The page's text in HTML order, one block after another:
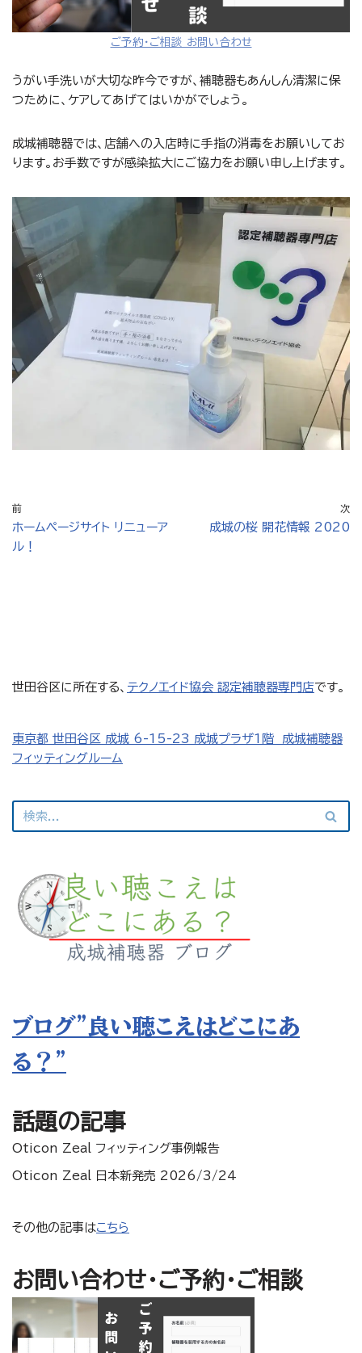
ご予約・ご相談 お問い合わせ
うがい手洗いが大切な昨今ですが、補聴器もあんしん清潔に保
つために、ケアしてあげてはいかがでしょう。
成城補聴器では、店舗への入店時に手指の消毒をお願いしてお
ります。お手数ですが感染拡大にご協力をお願い申し上げます。
前
ホームページサイト リニューア
ル！
次
成城の桜 開花情報 2020
世田谷区に所在する、 テクノエイド協会 認定補聴器専門店です。
東京都 世田谷区 成城 6-15-23 成城プラザ1階 成城補聴器
フィッティングルーム
ブログ”良い聴こえはどこにあ
る？”
話題の記事
Oticon Zeal フィッティング事例報告
Oticon Zeal 日本新発売 2026/3/24
その他の記事はこちら
お問い合わせ・ご予約・ご相談